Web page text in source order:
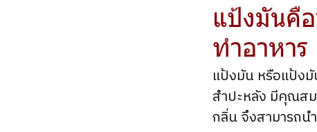
แป้งมันคื
ทำอาหาร
แป้งมัน หรือแป้ง
สำปะหลัง มีคุณสม
กลิ่น จึงสามารถน